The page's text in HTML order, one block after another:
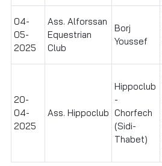
04-
05-
2025
Ass. Alforssan
Equestrian
Club
Borj
Youssef
20-
04-
2025
Ass. Hippoclub
Hippoclub
-
Chorfech
(Sidi-
Thabet)